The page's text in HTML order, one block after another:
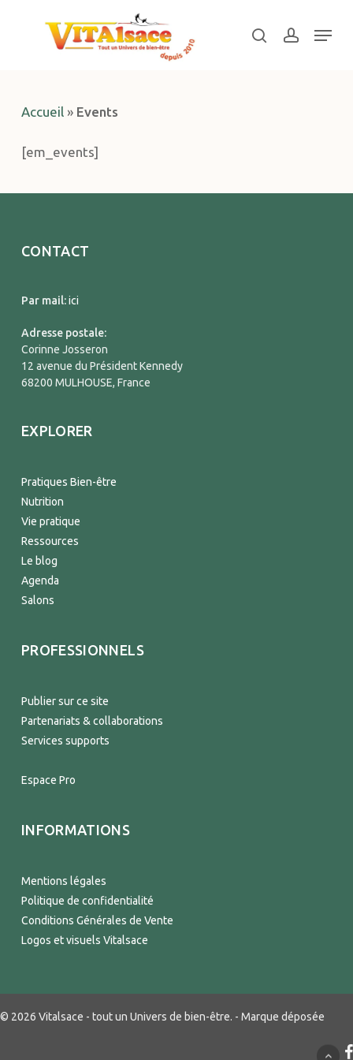
searchaccount
Menu
Accueil» Events
[em_events]
CONTACT
Par mail:ici
Adresse postale:
Corinne Josseron
12 avenue du Président Kennedy
68200 MULHOUSE, France
EXPLORER
Pratiques Bien-être
Nutrition
Vie pratique
Ressources
Le blog
Agenda
Salons
PROFESSIONNELS
Publier sur ce site
Partenariats & collaborations
Services supports
Espace Pro
INFORMATIONS
Mentions légales
Politique de confidentialité
Conditions Générales de Vente
Logos et visuels Vitalsace
© 2026 Vitalsace - tout un Univers de bien-être. - Marque déposée